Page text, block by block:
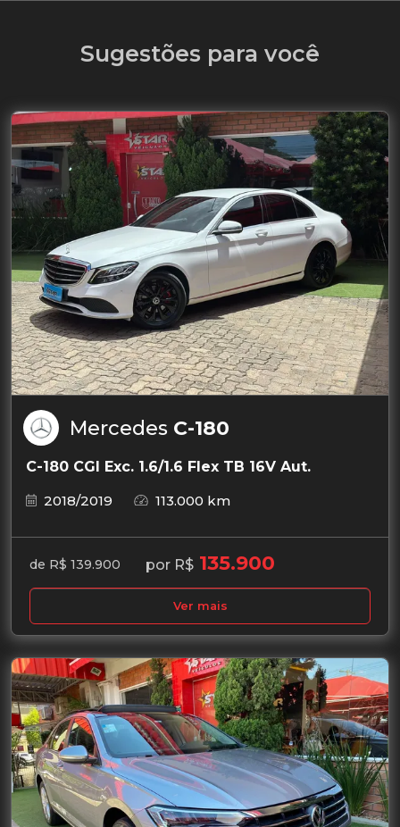
Sugestões para você
Mercedes C-180
C-180 CGI Exc. 1.6/1.6 Flex TB 16V Aut.
2018/2019
113.000 km
de R$ 139.900 por R$ 135.900
Ver mais